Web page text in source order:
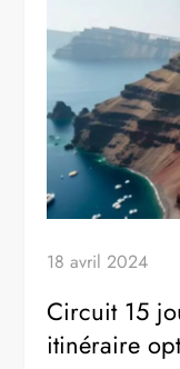
18 avril 2024
Circuit 15
itinéraire